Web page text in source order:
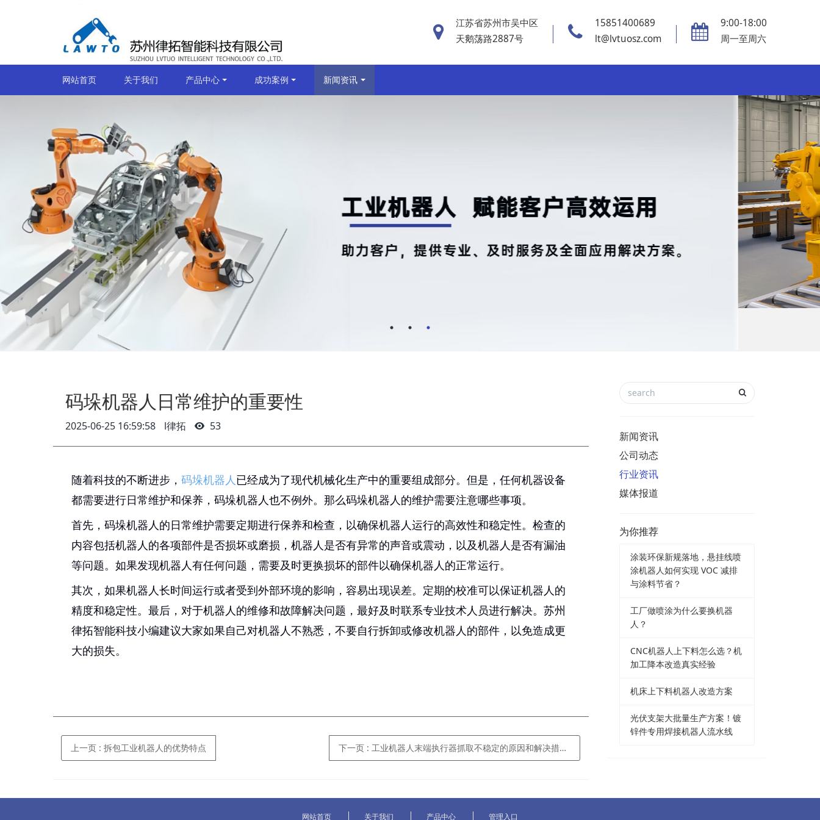
江苏省苏州市吴中区
天鹅荡路2887号
15851400689
lt@lvtuosz.com
9:00-18:00
周一至周六
网站首页 关于我们 产品中心 成功案例 新闻资讯
码垛机器人日常维护的重要性
2025-06-25 16:59:58 l律拓 53
随着科技的不断进步， 码垛机器人 已经成为了现代机械化生产中的重要组成部分。但是，任何机器设备
都需要进行日常维护和保养，码垛机器人也不例外。那么码垛机器人的维护需要注意哪些事项。
首先，码垛机器人的日常维护需要定期进行保养和检查，以确保机器人运行的高效性和稳定性。检查的
内容包括机器人的各项部件是否损坏或磨损，机器人是否有异常的声音或震动，以及机器人是否有漏油
等问题。如果发现机器人有任何问题，需要及时更换损坏的部件以确保机器人的正常运行。
其次，如果机器人长时间运行或者受到外部环境的影响，容易出现误差。定期的校准可以保证机器人的
精度和稳定性。最后，对于机器人的维修和故障解决问题，最好及时联系专业技术人员进行解决。苏州
律拓智能科技小编建议大家如果自己对机器人不熟悉，不要自行拆卸或修改机器人的部件，以免造成更
大的损失。
上一页 : 拆包工业机器人的优势特点 下一页 : 工业机器人末端执行器抓取不稳定的原因和解决措施有哪些？
新闻资讯
公司动态
行业资讯
媒体报道
为你推荐
涂装环保新规落地，悬挂线喷
涂机器人如何实现 VOC 减排
与涂料节省？
工厂做喷涂为什么要换机器
人？
CNC机器人上下料怎么选？机
加工降本改造真实经验
机床上下料机器人改造方案
光伏支架大批量生产方案！镀
锌件专用焊接机器人流水线
网站首页 关于我们 产品中心 管理入口